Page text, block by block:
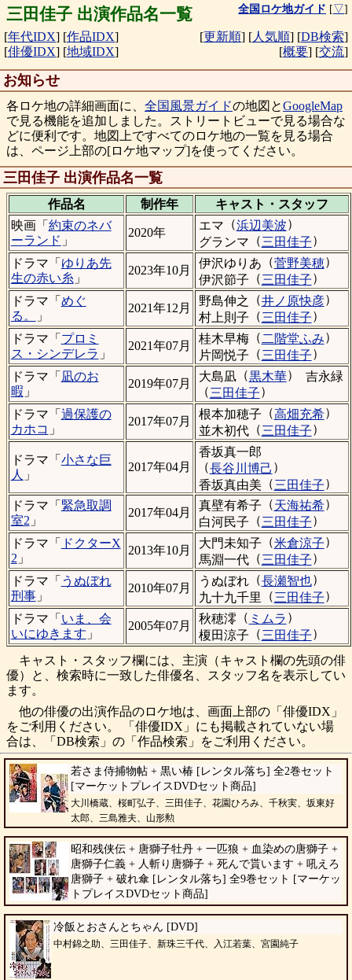
三田佳子 出演作品名一覧 全国ロケ地ガイド [▽]
[年代IDX] [作品IDX]
[俳優IDX] [地域IDX]
[更新順] [人気順] [DB検索]
[概要] [交流]
お知らせ
各ロケ地の詳細画面に、 全国風景ガイドの地図とGoogleMap
で見る機能を追加しました。ストリートビューで見る場合な
どに便利です。地図上ですべてのロケ地の一覧を見る場合
は、ページ上部の[ロケ地マップ]を使ってください。
三田佳子 出演作品名一覧
作品名 制作年 キャスト・ スタッフ
映画「 約束のネバ
ーランド 」
2020年
エマ （浜辺美波）
グランマ （三田佳子）
ドラマ「 ゆりあ先
生の赤い糸 」
2023年10月
伊沢ゆりあ （菅野美穂）
伊沢節子 （三田佳子）
ドラマ「 めぐ
る。
」
2021年12月
野島伸之 （井ノ原快彦）
村上則子 （三田佳子）
ドラマ「 プロミ
ス・シンデレラ 」
2021年07月
桂木早梅（ 二階堂ふみ）
片岡悦子 （三田佳子）
ドラマ「 凪のお
暇 」
2019年07月
大島凪 （黒木華）
吉永緑
（三田佳子）
ドラマ「 過保護の
カホコ 」
2017年07月
根本加穂子 （高畑充希）
並木初代 （三田佳子）
ドラマ「 小さな巨
人 」
2017年04月
香坂真一郎
（長谷川博己 ）
香坂真由美 （三田佳子）
ドラマ「 緊急取調
室2 」
2017年04月
真壁有希子 （天海祐希）
白河民子 （三田佳子）
ドラマ「
ドクターX
2 」
2013年10月
大門未知子 （米倉涼子）
馬淵一代 （三田佳子）
ドラマ「 うぬぼれ
刑事」
2010年07月
うぬぼれ （長瀬智也）
九十九千里 （三田佳子）
ドラマ「 いま、会
いにゆきます 」
2005年07月
秋穂澪 （ ミムラ ）
榎田涼子 （三田佳子）
キャスト・スタッフ欄には、主演（キャスト欄の先頭の俳
優）と、検索時に一致した俳優名、スタッフ名を表示してい
ます。
他の俳優の出演作品のロケ地は、画面上部の「俳優IDX」
をご利用ください。 「俳優IDX」にも掲載されていない場
合は、「DB検索」の「作品検索」をご利用ください。
若さま侍捕物帖 + 黒い椿 [レンタル落ち] 全2巻セット
[マーケットプレイスDVDセット商品]
大川橋蔵、桜町弘子、三田佳子、花園ひろみ、千秋実、坂東好
太郎、三島雅夫、山形勲
昭和残侠伝 + 唐獅子牡丹 + 一匹狼 + 血染めの唐獅子 +
唐獅子仁義 + 人斬り唐獅子 + 死んで貰います + 吼えろ
唐獅子 + 破れ傘 [レンタル落ち] 全9巻セット [マーケッ
トプレイスDVDセット商品]
麟一、江原真二郎冷飯とおさんとちゃん [DVD]
中村錦之助、三田佳子、新珠三千代、入江若葉、宮園純子